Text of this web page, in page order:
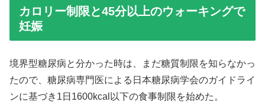
カロリー制限と45分以上のウォーキングで
妊娠
境界型糖尿病と分かった時は、まだ糖質制限を知らなかっ
たので、糖尿病専門医による日本糖尿病学会のガイドライ
ンに基づき1日1600kcal以下の食事制限を始めた。